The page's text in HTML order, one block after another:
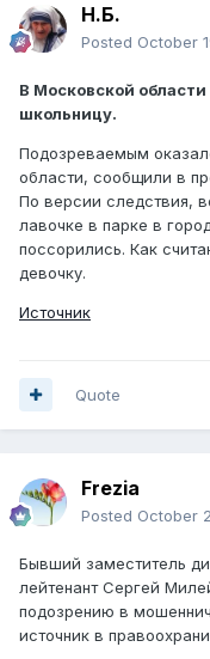
Н.Б.
Posted October
В Московской
школьницу.
Подозреваемым
области, сообщили в
По версии следствия,
лавочке в парке в
поссорились. Как
девочку.
Источник
Quote
Frezia
Posted October
Бывший заместитель
лейтенант Сергей
подозрению в
источник в